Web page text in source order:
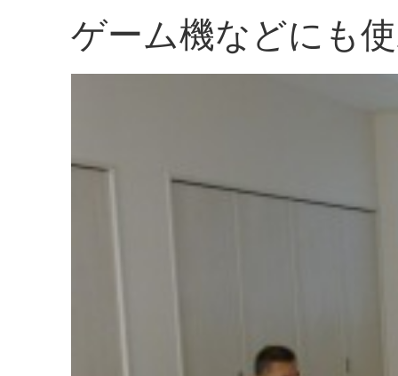
ゲーム機などにも